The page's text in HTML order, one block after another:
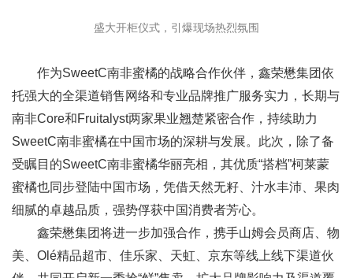
盛大开柜仪式，引爆现场热烈氛围
作为SweetC南非蜜橘的战略合作伙伴，鑫荣懋集团依
托强大的全渠道销售网络和专业品牌推广服务实力，长期与
南非Core和Fruitalyst两家果业翘楚紧密合作，持续助力
SweetC南非蜜橘在中国市场的深耕与发展。此次，除了备
受瞩目的SweetC南非蜜橘华丽亮相，其优质“搭档”柯莱蒙
蜜橘也同步登陆中国市场，凭借天然无籽、汁水丰沛、果肉
细腻的卓越品质，强势俘获中国消费者芳心。
鑫荣懋集团将进一步加强合作，携手山姆会员商店、物
美、Olé精品超市、佳乐家、天虹、京东等线上线下渠道伙